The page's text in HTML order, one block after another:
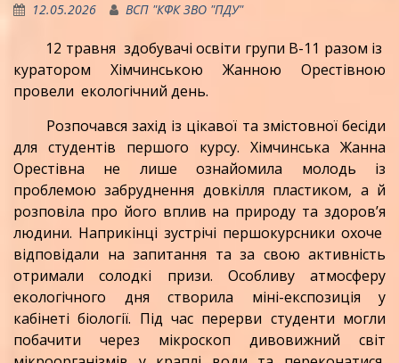
12.05.2026 ВСП "КФК ЗВО "ПДУ"
12 травня здобувачі освіти групи В-11 разом із
куратором Хімчинською Жанною Орестівною
провели екологічний день.
Розпочався захід із цікавої та змістовної бесіди
для студентів першого курсу. Хімчинська Жанна
Орестівна не лише ознайомила молодь із
проблемою забруднення довкілля пластиком, а й
розповіла про його вплив на природу та здоров’я
людини. Наприкінці зустрічі першокурсники охоче
відповідали на запитання та за свою активність
отримали солодкі призи. Особливу атмосферу
екологічного дня створила міні-експозиція у
кабінеті біології. Під час перерви студенти могли
побачити через мікроскоп дивовижний світ